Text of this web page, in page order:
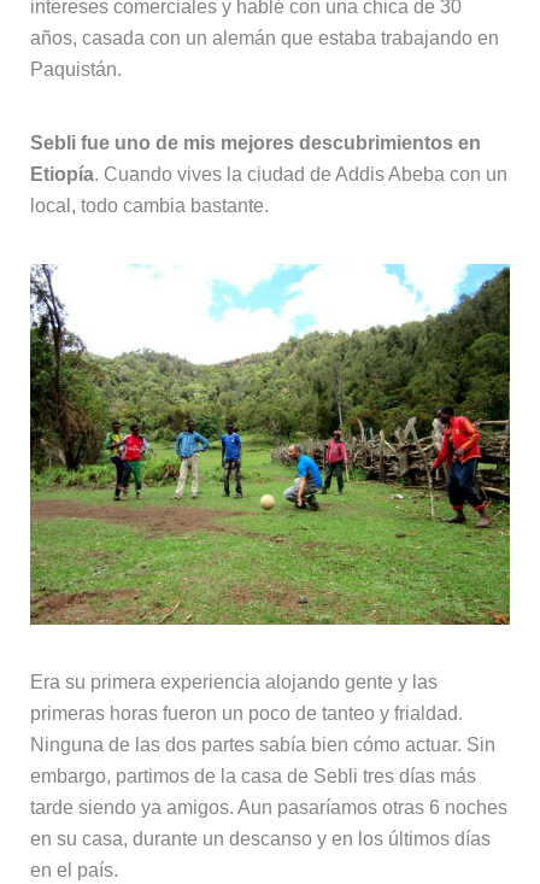
intereses comerciales y hablé con una chica de 30
años, casada con un alemán que estaba trabajando en
Paquistán.
Sebli fue uno de mis mejores descubrimientos en
Etiopía. Cuando vives la ciudad de Addis Abeba con un
local, todo cambia bastante.
Era su primera experiencia alojando gente y las
primeras horas fueron un poco de tanteo y frialdad.
Ninguna de las dos partes sabía bien cómo actuar. Sin
embargo, partimos de la casa de Sebli tres días más
tarde siendo ya amigos. Aun pasaríamos otras 6 noches
en su casa, durante un descanso y en los últimos días
en el país.